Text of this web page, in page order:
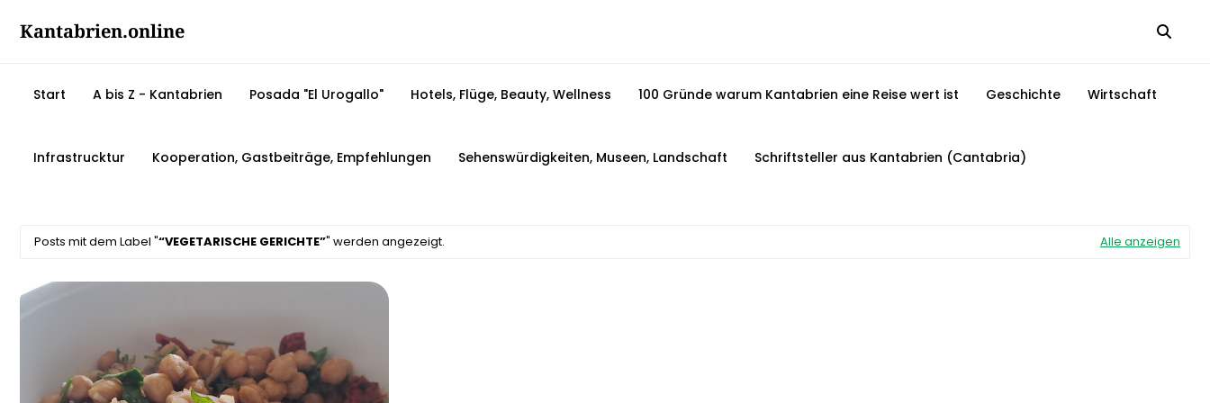
Kantabrien.online
Start A bis Z - Kantabrien Posada "El Urogallo" Hotels, Flüge, Beauty, Wellness 100 Gründe warum Kantabrien eine Reise wert ist Geschichte Wirtschaft
Infrastrucktur Kooperation, Gastbeiträge, Empfehlungen Sehenswürdigkeiten, Museen, Landschaft Schriftsteller aus Kantabrien (Cantabria)
Posts mit dem Label " VEGETARISCHE GERICHTE " werden angezeigt. Alle anzeigen